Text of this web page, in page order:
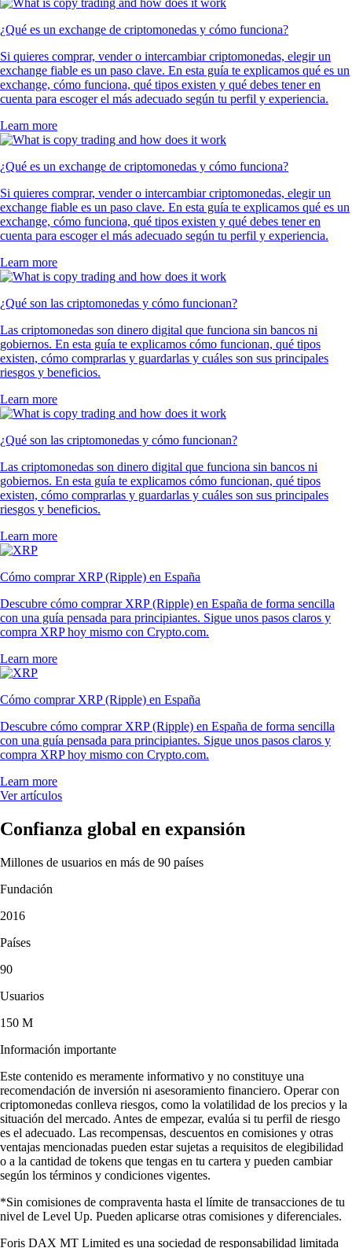
¿Qué es un exchange de criptomonedas y cómo funciona?
Si quieres comprar, vender o intercambiar criptomonedas, elegir un
exchange fiable es un paso clave. En esta guía te explicamos qué es un
exchange, cómo funciona, qué tipos existen y qué debes tener en
cuenta para escoger el más adecuado según tu perfil y experiencia.
Learn more
¿Qué es un exchange de criptomonedas y cómo funciona?
Si quieres comprar, vender o intercambiar criptomonedas, elegir un
exchange fiable es un paso clave. En esta guía te explicamos qué es un
exchange, cómo funciona, qué tipos existen y qué debes tener en
cuenta para escoger el más adecuado según tu perfil y experiencia.
Learn more
¿Qué son las criptomonedas y cómo funcionan?
Las criptomonedas son dinero digital que funciona sin bancos ni
gobiernos. En esta guía te explicamos cómo funcionan, qué tipos
existen, cómo comprarlas y guardarlas y cuáles son sus principales
riesgos y beneficios.
Learn more
¿Qué son las criptomonedas y cómo funcionan?
Las criptomonedas son dinero digital que funciona sin bancos ni
gobiernos. En esta guía te explicamos cómo funcionan, qué tipos
existen, cómo comprarlas y guardarlas y cuáles son sus principales
riesgos y beneficios.
Learn more
Cómo comprar XRP (Ripple) en España
Descubre cómo comprar XRP (Ripple) en España de forma sencilla
con una guía pensada para principiantes. Sigue unos pasos claros y
compra XRP hoy mismo con Crypto.com.
Learn more
Cómo comprar XRP (Ripple) en España
Descubre cómo comprar XRP (Ripple) en España de forma sencilla
con una guía pensada para principiantes. Sigue unos pasos claros y
compra XRP hoy mismo con Crypto.com.
Learn more
Ver artículos
Confianza global en expansión
Millones de usuarios en más de 90 países
Fundación
2016
Países
90
Usuarios
150 M
Información importante
Este contenido es meramente informativo y no constituye una
recomendación de inversión ni asesoramiento financiero. Operar con
criptomonedas conlleva riesgos, como la volatilidad de los precios y la
situación del mercado. Antes de empezar, evalúa si tu perfil de riesgo
es el adecuado. Las recompensas, descuentos en comisiones y otras
ventajas mencionadas pueden estar sujetas a requisitos de elegibilidad
o a la cantidad de tokens que tengas en tu cartera y pueden cambiar
según los términos y condiciones vigentes.
*Sin comisiones de compraventa hasta el límite de transacciones de tu
nivel de Level Up. Pueden aplicarse otras comisiones y diferenciales.
Foris DAX MT Limited es una sociedad de responsabilidad limitada